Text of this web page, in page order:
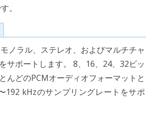
。
ノラル、ステレオ、およびマルチチャ
サポートします。 8、16、24、32ビッ
んどのPCMオーディオフォーマットと
192 kHzのサンプリングレートをサポ